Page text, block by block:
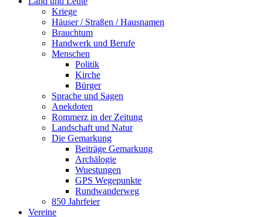
Kriege
Häuser / Straßen / Hausnamen
Brauchtum
Handwerk und Berufe
Menschen
Politik
Kirche
Bürger
Sprache und Sagen
Anekdoten
Rommerz in der Zeitung
Landschaft und Natur
Die Gemarkung
Beiträge Gemarkung
Archälogie
Wuestungen
GPS Wegepunkte
Rundwanderweg
850 Jahrfeier
Vereine